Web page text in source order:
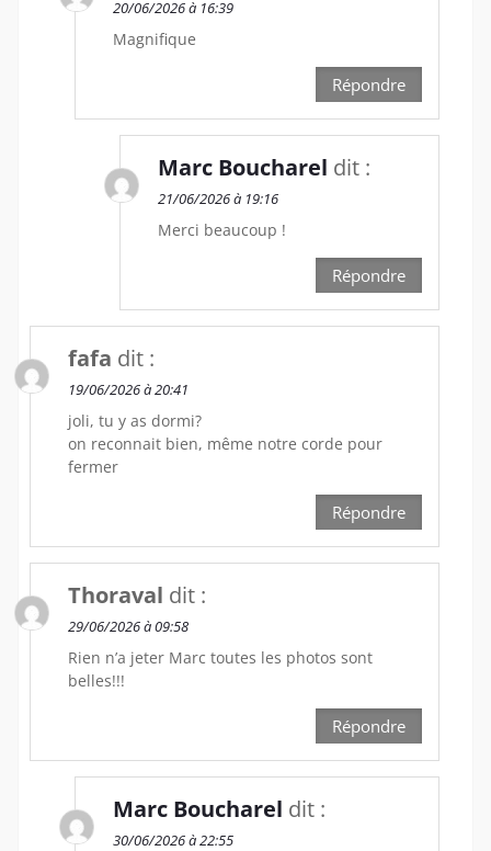
20/06/2026 à 16:39
Magnifique
Répondre
Marc Boucharel dit :
21/06/2026 à 19:16
Merci beaucoup !
Répondre
fafa dit :
19/06/2026 à 20:41
joli, tu y as dormi?
on reconnait bien, même notre corde pour
fermer
Répondre
Thoraval dit :
29/06/2026 à 09:58
Rien n’a jeter Marc toutes les photos sont
belles!!!
Répondre
Marc Boucharel dit :
30/06/2026 à 22:55